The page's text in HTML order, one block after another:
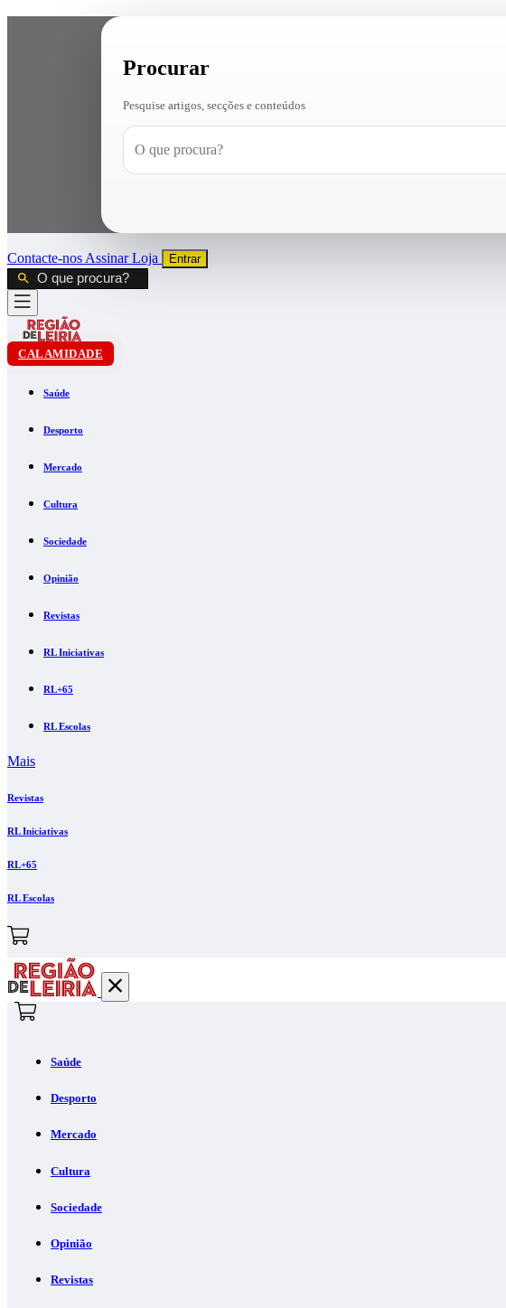
Procurar
Pesquise artigos, secções e conteúdos
Contacte-nos AssinarLoja Entrar
CALAMIDADE
Saúde
Desporto
Mercado
Cultura
Sociedade
Opinião
Revistas
RL Iniciativas
RL+65
RL Escolas
Mais
Revistas
RL Iniciativas
RL+65
RL Escolas
Saúde
Desporto
Mercado
Cultura
Sociedade
Opinião
Revistas